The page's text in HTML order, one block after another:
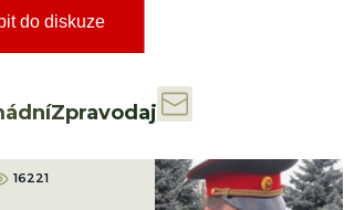
do diskuze
16221